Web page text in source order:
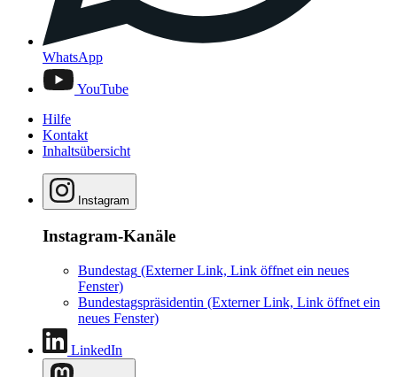
WhatsApp
YouTube
Hilfe
Kontakt
Inhaltsübersicht
Instagram
Instagram-Kanäle
Bundestag (Externer Link, Link öffnet ein neues
Fenster)
Bundestagspräsidentin (Externer Link, Link öffnet ein
neues Fenster)
LinkedIn